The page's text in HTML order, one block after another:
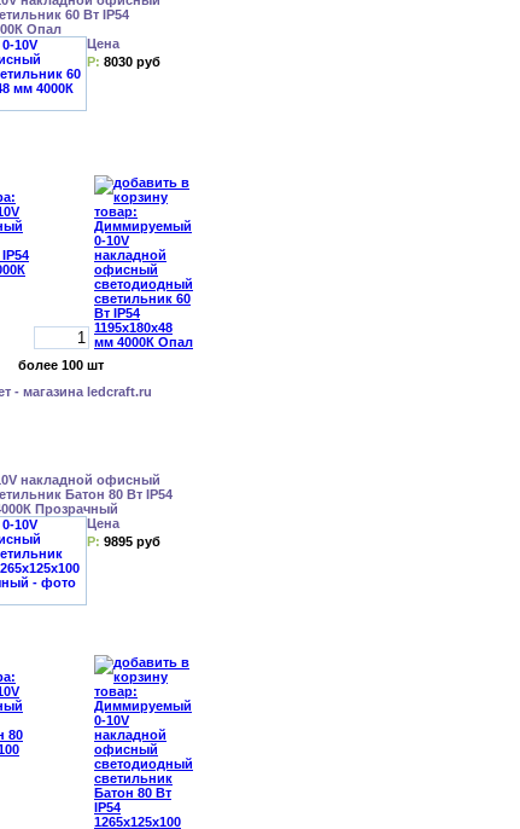
60 Вт IP54
Опал
Цена
Р: 8030 руб
более 100 шт
накладной офисный
Батон 80 Вт IP54
Прозрачный
Цена
Р: 9895 руб